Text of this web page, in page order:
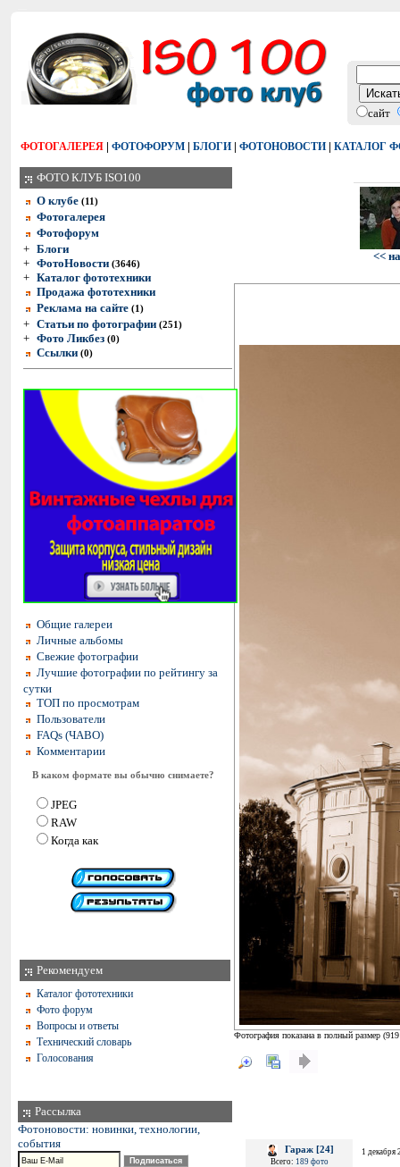
сайт
ФОТОГАЛЕРЕЯ | ФОТОФОРУМ | БЛОГИ | ФОТОНОВОСТИ | КАТАЛОГ
ФОТО КЛУБ ISO100
О клубе (11)
Фотогалерея
Фотофорум
+ Блоги
+ ФотоНовости (3646)
+ Каталог фототехники
Продажа фототехники
Реклама на сайте (1)
+ Статьи по фотографии (251)
+ Фото Ликбез (0)
Ссылки (0)
Общие галереи
Личные альбомы
Свежие фотографии
Лучшие фотографии по рейтингу за
сутки
ТОП по просмотрам
Пользователи
FAQs (ЧАВО)
Комментарии
В каком формате вы обычно снимаете?
JPEG
RAW
Когда как
Рекомендуем
Каталог фототехники
Фото форум
Вопросы и ответы
Технический словарь
Голосования
Рассылка
Фотоновости: новинки, технологии,
события
<<
Фотография показана в полный размер (
Гараж [24]
Всего: 189 фото
1 декабря